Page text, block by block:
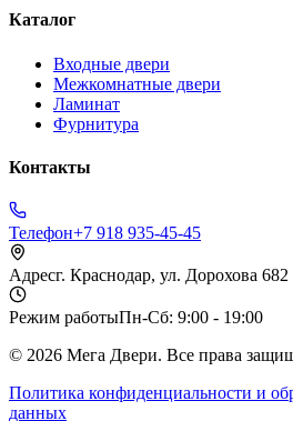
Каталог
Входные двери
Межкомнатные двери
Ламинат
Фурнитура
Контакты
Телефон+7 918 935-45-45
Адресг. Краснодар, ул. Дорохова 682
Режим работыПн-Сб: 9:00 - 19:00
© 2026 Мега Двери. Все права
Политика конфиденциальности и
данных